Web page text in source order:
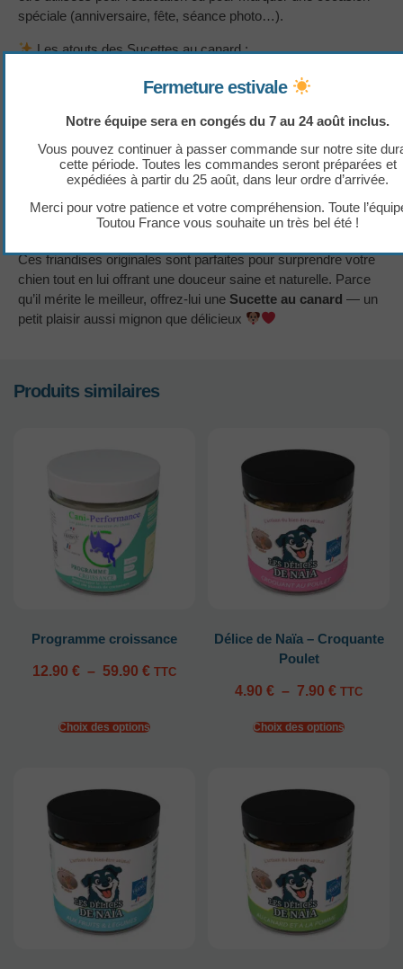
spéciale (anniversaire, fête, séance photo…).
Les atouts des Sucettes au canard :
Recette savoureuse: au bon goût de canard
chiens sensibles
Fabrication artisanale
: cuites doucement pour
préserver les saveurs
100 % françaises: conçues et fabriquées dans le
Tarn
Attention: le bâtonnet n’est pas comestible, à retirer
Ces friandises originales sont parfaites pour surprendre votre
chien tout en lui offrant une douceur saine et naturelle. Parce
qu’il mérite le meilleur, offrez-lui une Sucette au canard — un
petit plaisir aussi mignon que délicieux
Produits similaires
Programme croissance
12.90 € – 59.90 € TTC
Choix des options
Délice de Naïa – Croquante
Poulet
4.90 € – 7.90 € TTC
Choix des options
Fermeture estivale
Notre équipe sera en congés du 7 au 24 août inclus.
Vous pouvez continuer à passer commande sur notre site
cette période. Toutes les commandes seront préparées et
expédiées à partir du 25 août, dans leur ordre d’arrivée.
Merci pour votre patience et votre compréhension. Toute
Toutou France vous souhaite un très bel été !